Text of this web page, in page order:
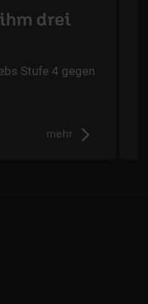
drei
Stufe 4 gegen
mehr